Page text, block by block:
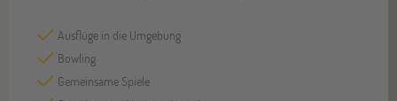
Ausflüge in die Umgebung
Bowling
Gemeinsame Spiele